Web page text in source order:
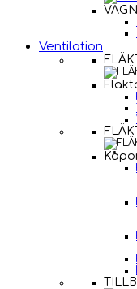
Ventilation